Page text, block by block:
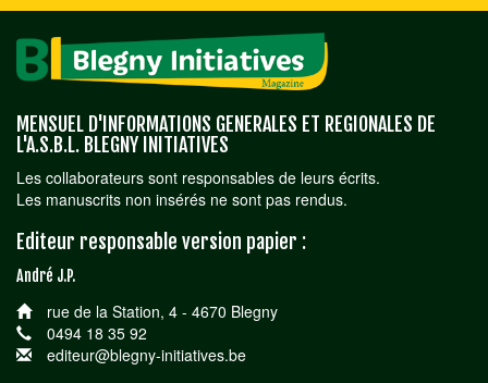
MENSUEL D'INFORMATIONS GENERALES ET REGIONALES DE
L'A.S.B.L. BLEGNY INITIATIVES
Les collaborateurs sont responsables de leurs écrits.
Les manuscrits non insérés ne sont pas rendus.
Editeur responsable version papier :
André J.P.
rue de la Station, 4 - 4670 Blegny
0494 18 35 92
editeur@blegny-initiatives.be